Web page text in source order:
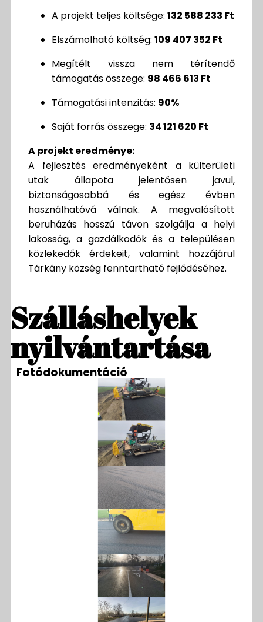
A projekt teljes költsége: 132 588 233 Ft
Elszámolható költség: 109 407 352 Ft
Megítélt vissza nem térítendő
támogatás összege: 98 466 613 Ft
Támogatási intenzitás: 90%
Saját forrás összege: 34 121 620 Ft
A projekt eredménye:
A fejlesztés eredményeként a külterületi
utak állapota jelentősen javul,
biztonságosabbá és egész évben
használhatóvá válnak. A megvalósított
beruházás hosszú távon szolgálja a helyi
lakosság, a gazdálkodók és a településen
közlekedők érdekeit, valamint hozzájárul
Tárkány község fenntartható fejlődéséhez.
Szálláshelyek
nyilvántartása
Fotódokumentáció